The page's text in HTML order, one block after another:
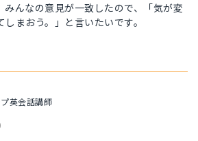
みんなの意見が一致したので、「気が変
まおう。」と言いたいです。
英会話講師